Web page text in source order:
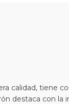
calidad, tiene
destaca con la